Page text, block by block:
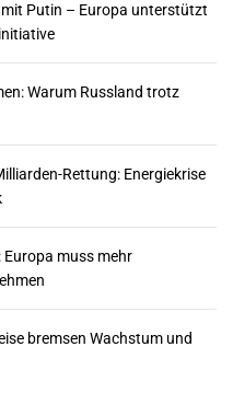
Putin – Europa unterstützt
Warum Russland trotz
Rettung: Energiekrise
Europa muss mehr
bremsen Wachstum und